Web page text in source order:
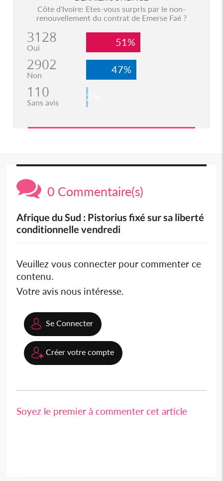
Côte d'Ivoire: Etes-vous surpris par le non-
renouvellement du contrat de Emerse Faé ?
3128
Oui 51%
2902
Non 47%
110
Sans avis 2%
0 Commentaire(s)
Afrique du Sud : Pistorius fixé sur sa liberté
conditionnelle vendredi
Veuillez vous connecter pour commenter ce
contenu.
Votre avis nous intéresse.
Se Connecter
Créer votre compte
Soyez le premier à commenter cet article